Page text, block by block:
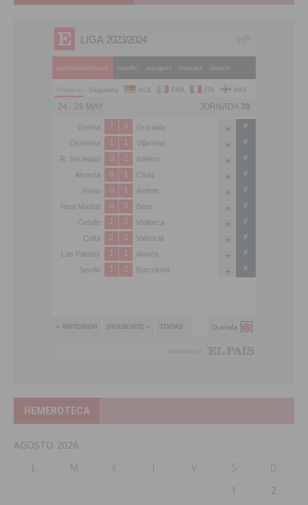
HEMEROTECA
AGOSTO 2026
L
M X J V S
D
1
2